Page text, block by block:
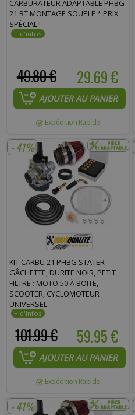
CARBURATEUR ADAPTABLE PHBG
21 BT MONTAGE SOUPLE * PRIX
SPÉCIAL !
29.69 €
49.80 €
AJOUTER AU PANIER
Expédition Rapide
- 41%
KIT CARBU 21 PHBG STATER
GÂCHETTE, DURITE NOIR, PETIT
FILTRE : MOTO 50 À BOITE,
SCOOTER, CYCLOMOTEUR
UNIVERSEL
59.95 €
101.99 €
AJOUTER AU PANIER
Expédition Rapide
- 41%
Commentaire :